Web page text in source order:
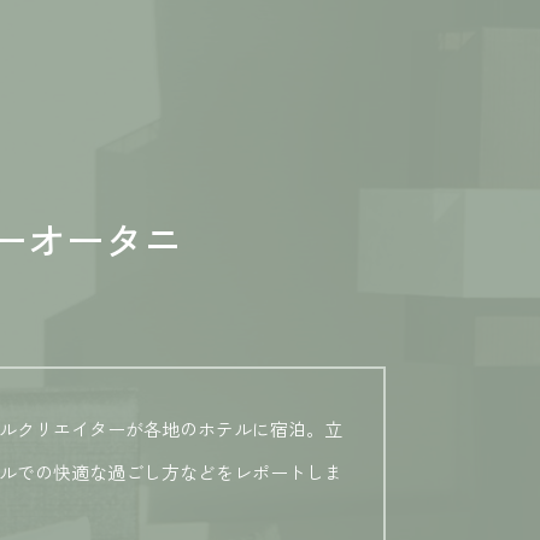
オータニ
クリエイターが各地のホテルに宿泊。立
での快適な過ごし方などをレポートしま